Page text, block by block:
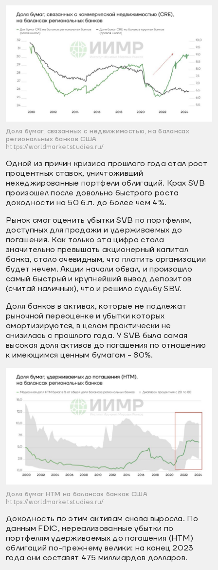
Доля бумаг, связанных с недвижимостью, на балансах
региональных банков США
https://worldmarketstudies.ru/
Одной из причин кризиса прошлого года стал рост
процентных ставок, уничтоживший
нехеджированные портфели облигаций. Крах SVB
произошел после довольно быстрого роста
доходности на 50 б.п. до более чем 4%.
Рынок смог оценить убытки SVB по портфелям,
доступных для продажи и удерживаемых до
погашения. Как только эта цифра стала
значительно превышать акционерный капитал
банка, стало очевидным, что платить организации
будет нечем. Акции начали обвал, и произошло
самый быстрый и крупнейший вывод депозитов
(считай наличных), что и решило судьбу SBV.
Доля банков в активах, которые не подлежат
рыночной переоценке и убытки которых
амортизируются, в целом практически не
снизилась с прошлого года. У SVB была самая
высокая доля активов до погашения по отношению
к имеющимся ценным бумагам - 80%.
Доля бумаг HTM на балансах банков США
https://worldmarketstudies.ru/
Доходность по этим активам снова выросла. По
данным FDIC, нереализованные убытки по
портфелям удерживаемых до погашения (HTM)
облигаций по-прежнему велики: на конец 2023
года они составят 475 миллиардов долларов.